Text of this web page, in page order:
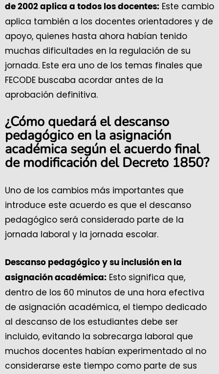
de 2002 aplica a todos los docentes: Este cambio
aplica también a los docentes orientadores y de
apoyo, quienes hasta ahora habían tenido
muchas dificultades en la regulación de su
jornada. Este era uno de los temas finales que
FECODE buscaba acordar antes de la
aprobación definitiva.
¿Cómo quedará el descanso
pedagógico en la asignación
académica según el acuerdo final
de modificación del Decreto 1850?
Uno de los cambios más importantes que
introduce este acuerdo es que el descanso
pedagógico será considerado parte de la
jornada laboral y la jornada escolar.
Descanso pedagógico y su inclusión en la
asignación académica: Esto significa que,
dentro de los 60 minutos de una hora efectiva
de asignación académica, el tiempo dedicado
al descanso de los estudiantes debe ser
incluido, evitando la sobrecarga laboral que
muchos docentes habían experimentado al no
considerarse este tiempo como parte de sus